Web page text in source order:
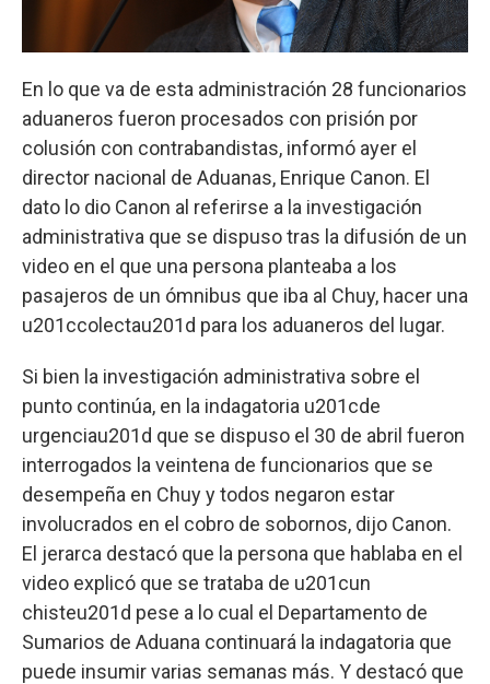
En lo que va de esta administración 28 funcionarios
aduaneros fueron procesados con prisión por
colusión con contrabandistas, informó ayer el
director nacional de Aduanas, Enrique Canon. El
dato lo dio Canon al referirse a la investigación
administrativa que se dispuso tras la difusión de un
video en el que una persona planteaba a los
pasajeros de un ómnibus que iba al Chuy, hacer una
u201ccolectau201d para los aduaneros del lugar.
Si bien la investigación administrativa sobre el
punto continúa, en la indagatoria u201cde
urgenciau201d que se dispuso el 30 de abril fueron
interrogados la veintena de funcionarios que se
desempeña en Chuy y todos negaron estar
involucrados en el cobro de sobornos, dijo Canon.
El jerarca destacó que la persona que hablaba en el
video explicó que se trataba de u201cun
chisteu201d pese a lo cual el Departamento de
Sumarios de Aduana continuará la indagatoria que
puede insumir varias semanas más. Y destacó que